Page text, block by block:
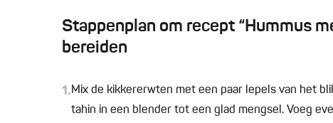
Stappenplan om recept “Hummus
bereiden
1.Mix de kikkererwten met een paar lepels van het
tahin in een blender tot een glad mengsel. Voeg